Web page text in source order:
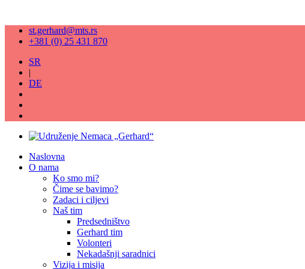
st.gerhard@mts.rs
+381 (0) 25 431 870
SR
|
DE
Naslovna
O nama
Ko smo mi?
Čime se bavimo?
Zadaci i ciljevi
Naš tim
Predsedništvo
Gerhard tim
Volonteri
Nekadašnji saradnici
Vizija i misija